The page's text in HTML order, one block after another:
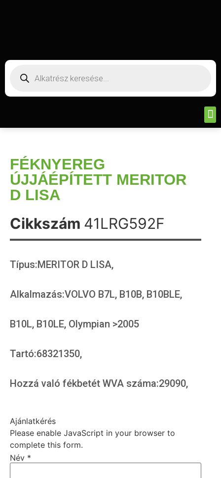
FÉKNYEREG
ÚJJÁÉPÍTETT MERITOR
D LISA
Cikkszám 41LRG592F
Típus:MERITOR D LISA,
Alkalmazás:VOLVO B7L, B10B, B10BLE,
B10L, B10LE, Olympian >2005
Tartó:68321350,
Hozzá való fékbetét WVA száma:29090,
Ajánlatkérés
Please enable JavaScript in your browser to
complete this form.
Név *